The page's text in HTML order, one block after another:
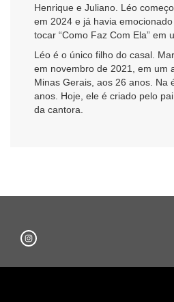
Henrique e Juliano. Léo
em 2024 e já havia
tocar “Como Faz Com Ela” em
Léo é o único filho do casal.
em novembro de 2021, em um
Minas Gerais, aos 26 anos. Na
anos. Hoje, ele é criado pelo
da cantora.